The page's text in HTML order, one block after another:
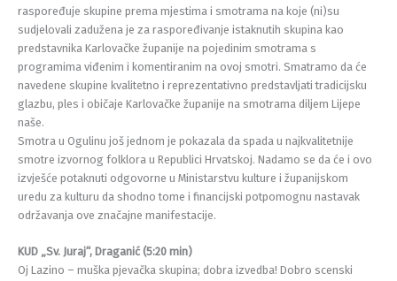
raspoređuje skupine prema mjestima i smotrama na koje (ni)su
sudjelovali zadužena je za raspoređivanje istaknutih skupina kao
predstavnika Karlovačke županije na pojedinim smotrama s
programima viđenim i komentiranim na ovoj smotri. Smatramo da će
navedene skupine kvalitetno i reprezentativno predstavljati tradicijsku
glazbu, ples i običaje Karlovačke županije na smotrama diljem Lijepe
naše.
Smotra u Ogulinu još jednom je pokazala da spada u najkvalitetnije
smotre izvornog folklora u Republici Hrvatskoj. Nadamo se da će i ovo
izvješće potaknuti odgovorne u Ministarstvu kulture i županijskom
uredu za kulturu da shodno tome i financijski potpomognu nastavak
održavanja ove značajne manifestacije.
KUD „Sv. Juraj“, Draganić (5:20 min)
Oj Lazino – muška pjevačka skupina; dobra izvedba! Dobro scenski